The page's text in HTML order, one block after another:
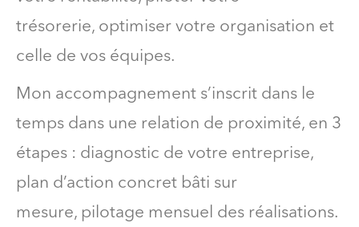
trésorerie, optimiser votre organisation et
celle de vos équipes.
Mon accompagnement s’inscrit dans le
temps dans une relation de proximité, en 3
étapes : diagnostic de votre entreprise,
plan d’action concret bâti sur
mesure, pilotage mensuel des réalisations.